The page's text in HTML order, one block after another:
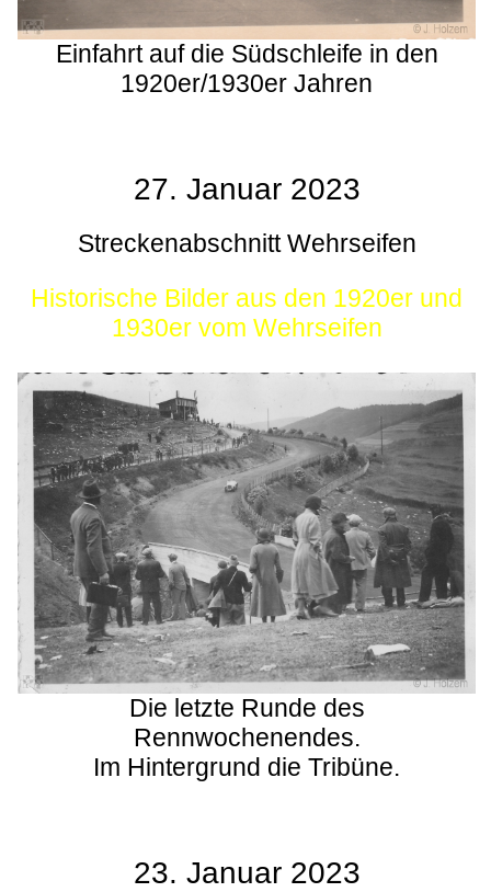
Einfahrt auf die Südschleife in den
1920er/1930er Jahren
27. Januar 2023
Streckenabschnitt Wehrseifen
Historische Bilder aus den 1920er und
1930er vom Wehrseifen
Die letzte Runde des
Rennwochenendes.
Im Hintergrund die Tribüne.
23. Januar 2023